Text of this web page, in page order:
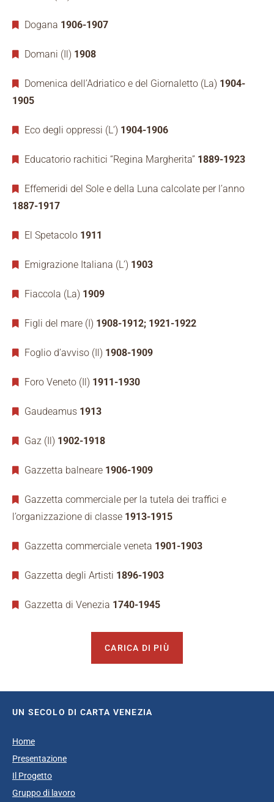
Dogana 1906-1907
Domani (Il) 1908
Domenica dell’Adriatico e del Giornaletto (La) 1904-
1905
Eco degli oppressi (L’) 1904-1906
Educatorio rachitici “Regina Margherita” 1889-1923
Effemeridi del Sole e della Luna calcolate per l’anno
1887-1917
El Spetacolo 1911
Emigrazione Italiana (L’) 1903
Fiaccola (La) 1909
Figli del mare (I) 1908-1912; 1921-1922
Foglio d’avviso (Il) 1908-1909
Foro Veneto (Il) 1911-1930
Gaudeamus 1913
Gaz (Il) 1902-1918
Gazzetta balneare 1906-1909
Gazzetta commerciale per la tutela dei traffici e
l’organizzazione di classe 1913-1915
Gazzetta commerciale veneta 1901-1903
Gazzetta degli Artisti 1896-1903
Gazzetta di Venezia 1740-1945
CARICA DI PIÙ
UN SECOLO DI CARTA VENEZIA
Home
Presentazione
Il Progetto
Gruppo di lavoro